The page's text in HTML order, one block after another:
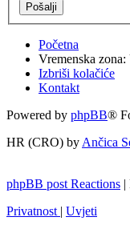
Početna
Vremenska zona:
Izbriši kolačiće
Kontakt
Powered by phpBB®
HR (CRO) byAnčica
phpBB post Reactions
Privatnost
Uvjeti